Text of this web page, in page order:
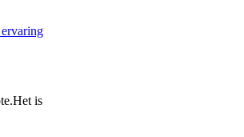
is